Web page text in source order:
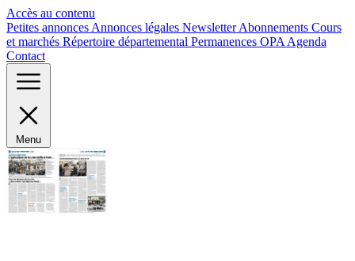
Accès au contenu
Petites annonces Annonces légales NewsletterAbonnements Cours
et marchés Répertoire départemental Permanences OPA Agenda
Contact
Menu
Panneau de gestion des cookies